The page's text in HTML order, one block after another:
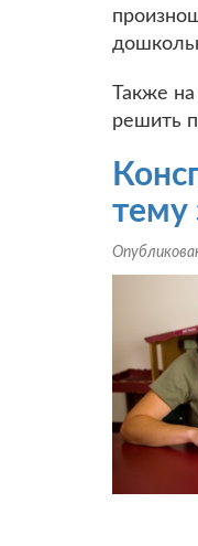
Также
решить
тему